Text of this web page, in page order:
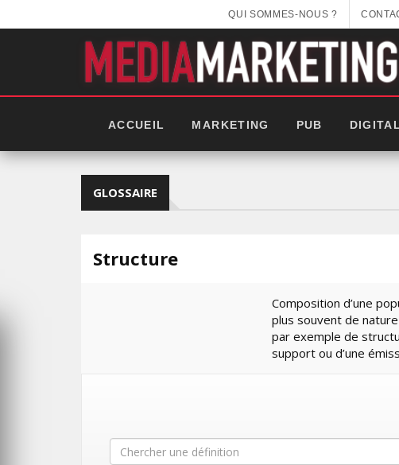
QUI SOMMES-NOUS ?
ACCUEIL MARKETING PUB DIGITAL
GLOSSAIRE
Structure
Composition d’une
plus souvent de
par exemple de
support ou d’une
GITEX AFRICA : LES NOUVELLES
FRONTIÈRES DE